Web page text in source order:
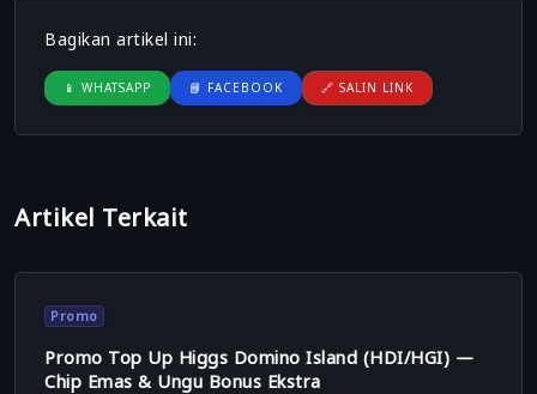
Bagikan artikel ini:
📱 WHATSAPP 📘 FACEBOOK 🔗 SALIN LINK
Artikel Terkait
Promo
Promo Top Up Higgs Domino Island (HDI/HGI) —
Chip Emas & Ungu Bonus Ekstra